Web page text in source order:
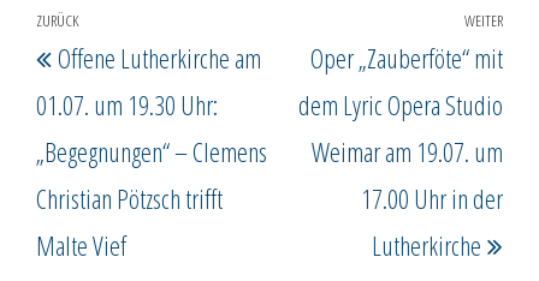
Beitragsnavigation
Vorheriger
Beitrag
ZURÜCK
Offene Lutherkirche am
01.07. um 19.30 Uhr:
„Begegnungen“ – Clemens
Christian Pötzsch trifft
Malte Vief
WEITER
Oper „Zauberföte“ mit
dem Lyric Opera Studio
Weimar am 19.07. um
17.00 Uhr in der
Lutherkirche